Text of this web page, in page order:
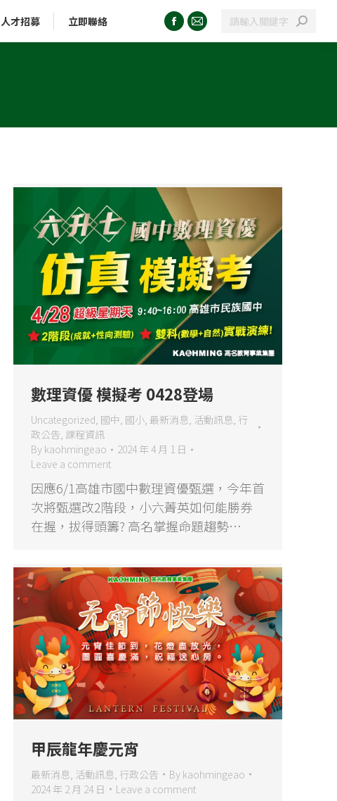
人才招募 立即聯絡
數理資優 模擬考 0428登場
Uncategorized, 國中, 國小, 最新消息, 活動訊息, 行
政公告, 課程資訊
By kaohmingeao
2024 年 4 月 1 日
Leave a comment
因應6/1高雄市國中數理資優甄選，今年首
次將甄選改2階段，小六菁英如何能勝券
在握，拔得頭籌? 高名掌握命題趨勢…
甲辰龍年慶元宵
最新消息 活動訊息 行政公告 By kaohmingeao
2024 年 2 月 24 日
Leave a comment